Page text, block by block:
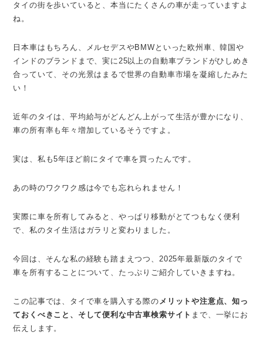
タイの街を歩いていると、本当にたくさんの車が走っていますよ
ね。
日本車はもちろん、メルセデスやBMWといった欧州車、韓国や
インドのブランドまで、実に25以上の自動車ブランドがひしめき
合っていて、その光景はまるで世界の自動車市場を凝縮したみた
い！
近年のタイは、平均給与がどんどん上がって生活が豊かになり、
車の所有率も年々増加しているそうですよ。
実は、私も5年ほど前にタイで車を買ったんです。
あの時のワクワク感は今でも忘れられません！
実際に車を所有してみると、やっぱり移動がとてつもなく便利
で、私のタイ生活はガラリと変わりました。
今回は、そんな私の経験も踏まえつつ、2025年最新版のタイで
車を所有することについて、たっぷりご紹介していきますね。
この記事では、タイで車を購入する際のメリットや注意点、知っ
ておくべきこと、そして便利な中古車検索サイト まで、一挙にお
伝えします。